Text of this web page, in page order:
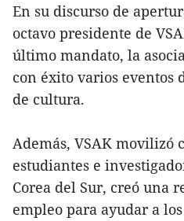
En su discurso de
octavo presidente de
último mandato, la
con éxito varios eventos
de cultura.
Además, VSAK movilizó
estudiantes e
Corea del Sur, creó una
empleo para ayudar a